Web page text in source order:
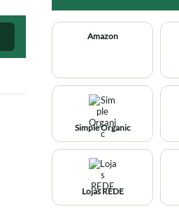
Amazon
Simple Organic
Lojas REDE